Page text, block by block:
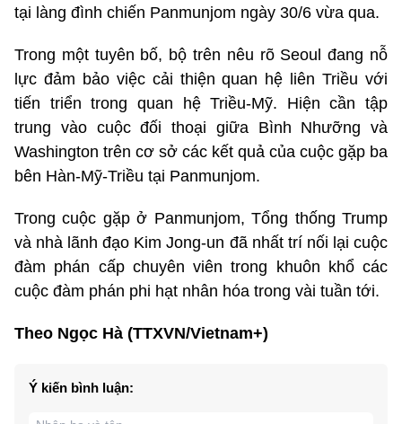
tại làng đình chiến Panmunjom ngày 30/6 vừa qua.
Trong một tuyên bố, bộ trên nêu rõ Seoul đang nỗ
lực đảm bảo việc cải thiện quan hệ liên Triều với
tiến triển trong quan hệ Triều-Mỹ. Hiện cần tập
trung vào cuộc đối thoại giữa Bình Nhưỡng và
Washington trên cơ sở các kết quả của cuộc gặp ba
bên Hàn-Mỹ-Triều tại Panmunjom.
Trong cuộc gặp ở Panmunjom, Tổng thống Trump
và nhà lãnh đạo Kim Jong-un đã nhất trí nối lại cuộc
đàm phán cấp chuyên viên trong khuôn khổ các
cuộc đàm phán phi hạt nhân hóa trong vài tuần tới.
Theo Ngọc Hà (TTXVN/Vietnam+)
Ý kiến bình luận: